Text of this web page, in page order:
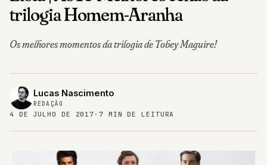
trilogia Homem-Aranha
Os melhores momentos da trilogia de Tobey Maguire!
Lucas Nascimento
REDAÇÃO
4 DE JULHO DE 2017 ·7 MIN DE LEITURA